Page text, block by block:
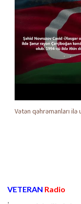
Vətən qəhrəmanları ilə
VETERAN Radio